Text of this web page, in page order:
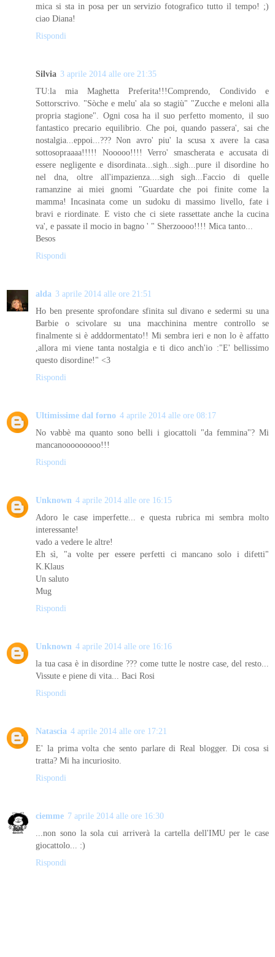
mica si sta in posa per un servizio fotografico tutto il tempo! ;)
ciao Diana!
Rispondi
Silvia 3 aprile 2014 alle ore 21:35
TU:la mia Maghetta Preferita!!!Comprendo, Condivido e
Sottorscrivo. "Sòche e melu' ala so stagiù" "Zucche e meloni alla
propria stagione". Ogni cosa ha il suo perfetto momento, il suo
fantastico precario equilibrio. Che poi, quando passera', sai che
nostalgia...eppoi...??? Non avro' piu' la scusa x avere la casa
sottosopraaaa!!!!! Nooooo!!!! Verro' smascherata e accusata di
essere negligente e disordinata...sigh...sigh...pure il disordine ho
nel dna, oltre all'impazienza....sigh sigh...Faccio di quelle
ramanzine ai miei gnomi "Guardate che poi finite come la
mamma! Incasinata come un sudoku di massimo livello, fate i
bravi e riordinate. E visto che ci siete rassettate anche la cucina
va', e passate il mocio in bagno ' " Sherzoooo!!!! Mica tanto...
Besos
Rispondi
alda 3 aprile 2014 alle ore 21:51
Ho ben presente sprofondare sfinita sul divano e sedermi su una
Barbie o scivolare su una macchinina mentre controllo se
finalmente si è adddormentato!! Mi sembra ieri e non lo è affatto
,allora mi viene tanta nostalgia e ti dico anch'io :"E' bellissimo
questo disordine!" <3
Rispondi
Ultimissime dal forno 4 aprile 2014 alle ore 08:17
No vabbè ma quanto sono belli i giocattoli "da femmina"? Mi
mancanooooooooo!!!
Rispondi
Unknown 4 aprile 2014 alle ore 16:15
Adoro le case imperfette... e questa rubrica mi sembra molto
interessante!
vado a vedere le altre!
Eh sì, "a volte per essere perfetti ci mancano solo i difetti"
K.Klaus
Un saluto
Mug
Rispondi
Unknown 4 aprile 2014 alle ore 16:16
la tua casa è in disordine ??? come tutte le nostre case, del resto...
Vissute e piene di vita... Baci Rosi
Rispondi
Natascia 4 aprile 2014 alle ore 17:21
E' la prima volta che sento parlare di Real blogger. Di cosa si
tratta? Mi ha incuriosito.
Rispondi
ciemme 7 aprile 2014 alle ore 16:30
...non sono la sola cui arriverà la cartella dell'IMU per le case
giocattolo... :)
Rispondi